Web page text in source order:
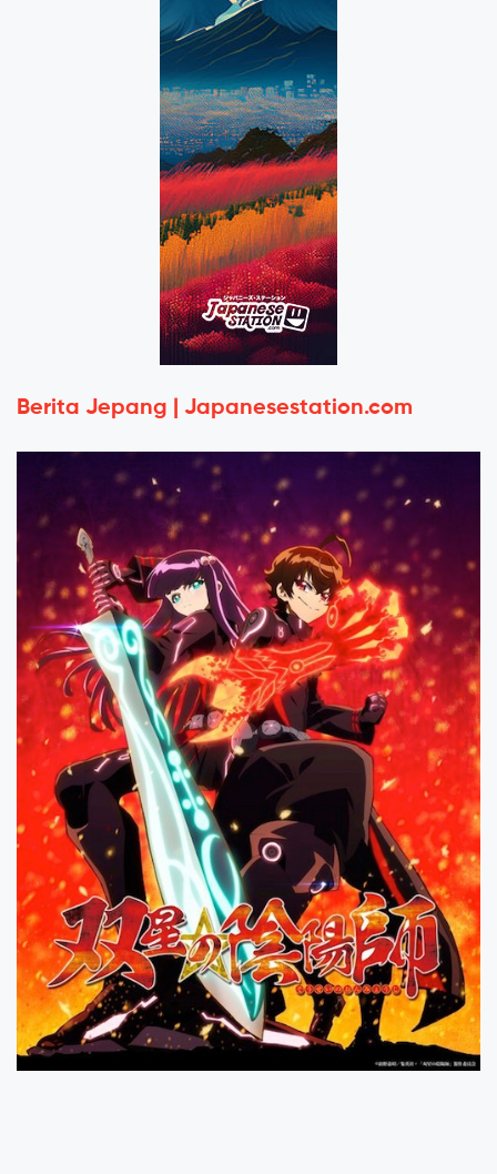
Berita Jepang | Japanesestation.com